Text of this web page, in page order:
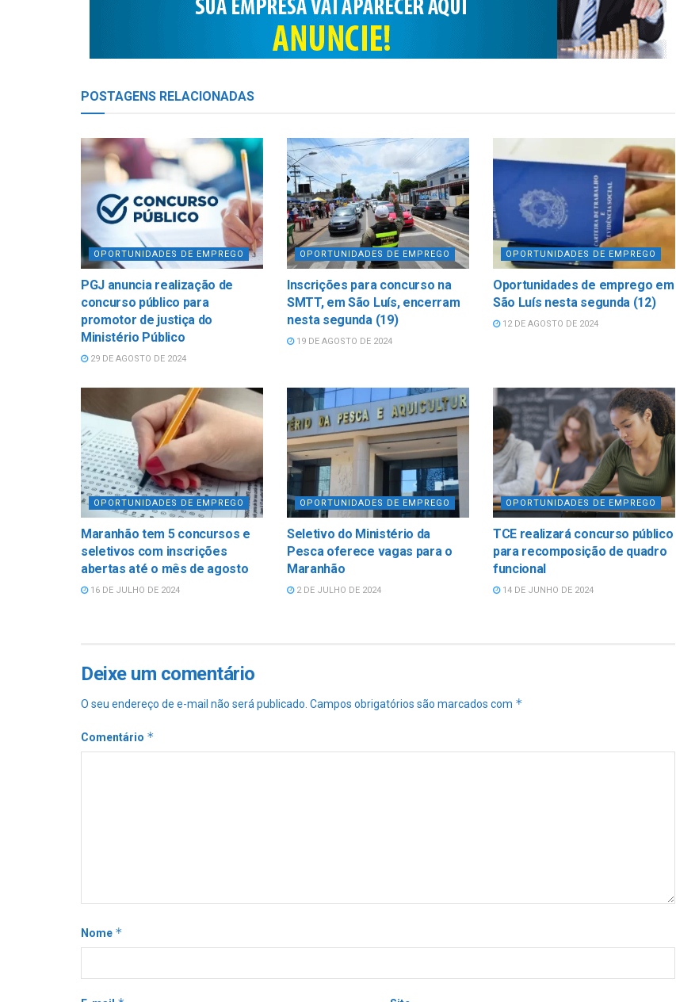
POSTAGENS RELACIONADAS
OPORTUNIDADES DE EMPREGO
PGJ anuncia realização de
concurso público para
promotor de justiça do
Ministério Público
29 DE AGOSTO DE 2024
OPORTUNIDADES DE EMPREGO
Inscrições para concurso na
SMTT, em São Luís, encerram
nesta segunda (19)
19 DE AGOSTO DE 2024
OPORTUNIDADES DE EMPREGO
Oportunidades de emprego em
São Luís nesta segunda (12)
12 DE AGOSTO DE 2024
OPORTUNIDADES DE EMPREGO
Maranhão tem 5 concursos e
seletivos com inscrições
abertas até o mês de agosto
16 DE JULHO DE 2024
OPORTUNIDADES DE EMPREGO
Seletivo do Ministério da
Pesca oferece vagas para o
Maranhão
2 DE JULHO DE 2024
OPORTUNIDADES DE EMPREGO
TCE realizará concurso público
para recomposição de quadro
funcional
14 DE JUNHO DE 2024
Deixe um comentário
O seu endereço de e-mail não será publicado. Campos obrigatórios são marcados com *
Comentário *
Nome *